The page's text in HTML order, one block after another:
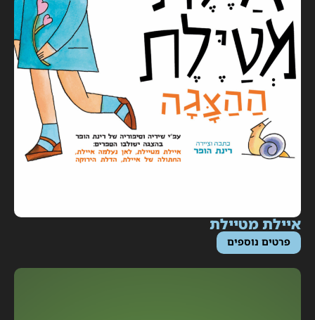
מטיילת
פרטים נוספים